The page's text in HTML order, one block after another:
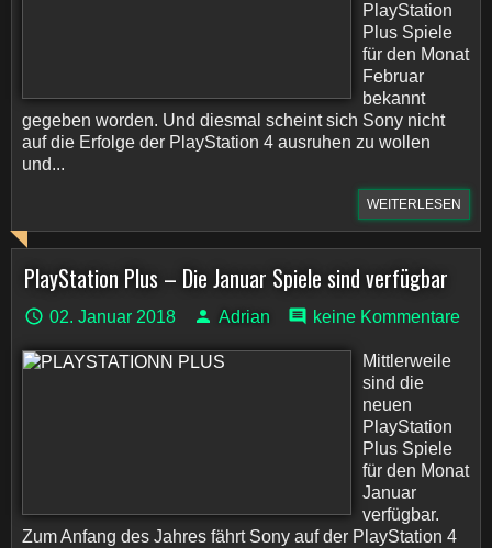
PlayStation
Plus Spiele
für den Monat
Februar
bekannt
gegeben worden. Und diesmal scheint sich Sony nicht
auf die Erfolge der PlayStation 4 ausruhen zu wollen
und...
WEITERLESEN
PlayStation Plus – Die Januar Spiele sind verfügbar
02. Januar 2018 Adrian keine Kommentare
Mittlerweile
sind die
neuen
PlayStation
Plus Spiele
für den Monat
Januar
verfügbar.
Zum Anfang des Jahres fährt Sony auf der PlayStation 4